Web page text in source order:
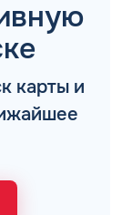
карты и